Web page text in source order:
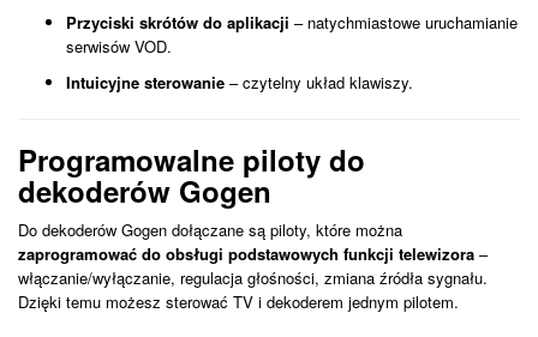
Przyciski skrótów do aplikacji – natychmiastowe uruchamianie
serwisów VOD.
Intuicyjne sterowanie – czytelny układ klawiszy.
Programowalne piloty do
dekoderów Gogen
Do dekoderów Gogen dołączane są piloty, które można
zaprogramować do obsługi podstawowych funkcji telewizora –
włączanie/wyłączanie, regulacja głośności, zmiana źródła sygnału.
Dzięki temu możesz sterować TV i dekoderem jednym pilotem.